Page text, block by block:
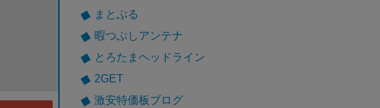
まとぶる
暇つぶしアンテナ
とろたまヘッドライン
2GET
激安特価板ブログ